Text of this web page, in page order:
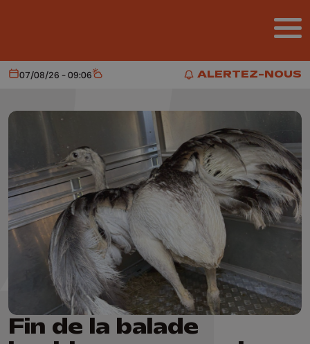
ALERTEZ-NOUS
ALERTEZ-NOUS
Aujourd'hui
07/08/26 - 09:06 Météo
Fin de la balade